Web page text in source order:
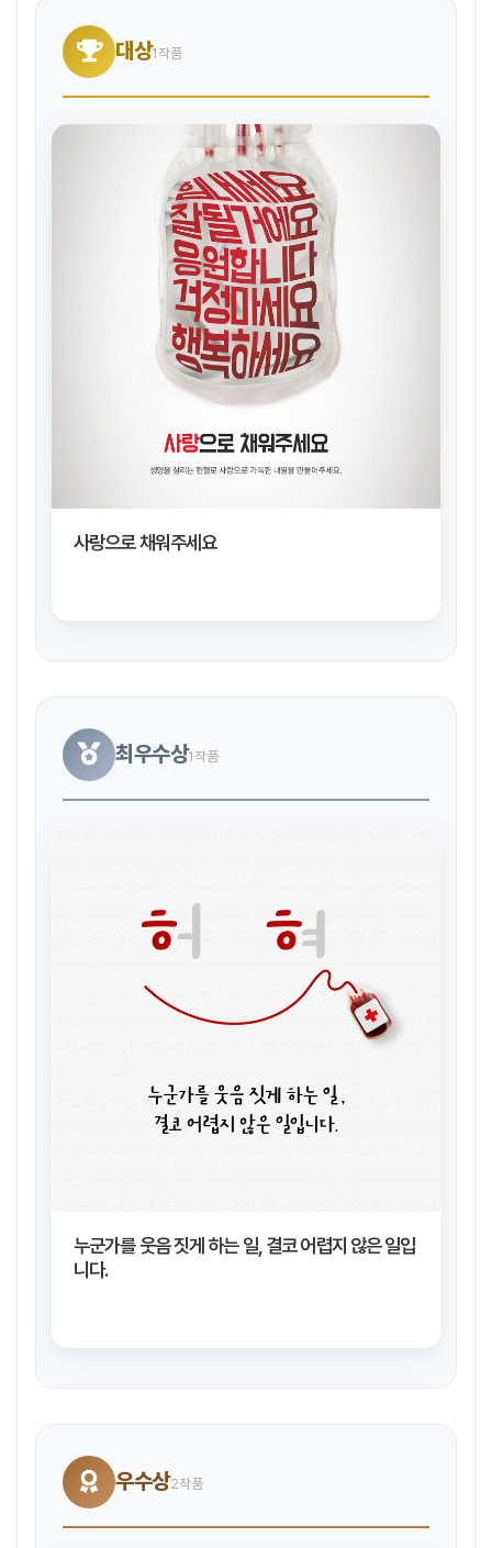
대상1작품
사랑으로 채워주세요
최우수상1작품
누군가를 웃음 짓게 하는 일, 결코 어렵지 않은 일입
니다.
우수상2작품